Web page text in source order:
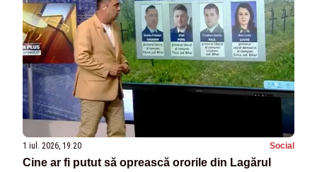
1 iul. 2026, 19:20 Social
Cine ar fi putut să oprească ororile din Lagărul